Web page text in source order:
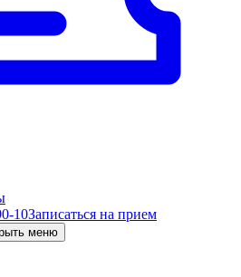
10Записаться на прием
меню